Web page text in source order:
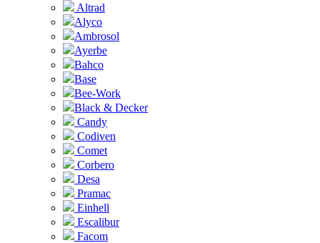
Altrad
Alyco
Ambrosol
Ayerbe
Bahco
Base
Bee-Work
Black & Decker
Candy
Codiven
Comet
Corbero
Desa
Pramac
Einhell
Escalibur
Facom